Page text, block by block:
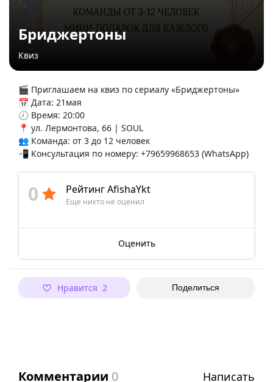
Бриджертоны
Квиз
🎬 Приглашаем на квиз по сериалу «Бриджертоны»
📅 Дата: 21мая
🕗 Время: 20:00
📍 ул. Лермонтова, 66 | SOUL
👥 Команда: от 3 до 12 человек
📲 Консультация по номеру: +79659968653 (WhatsApp)
0 Рейтинг AfishaYkt
Еще никто не оценил
Оценить
Нравится 2 Поделиться
Комментарии 0 Написать